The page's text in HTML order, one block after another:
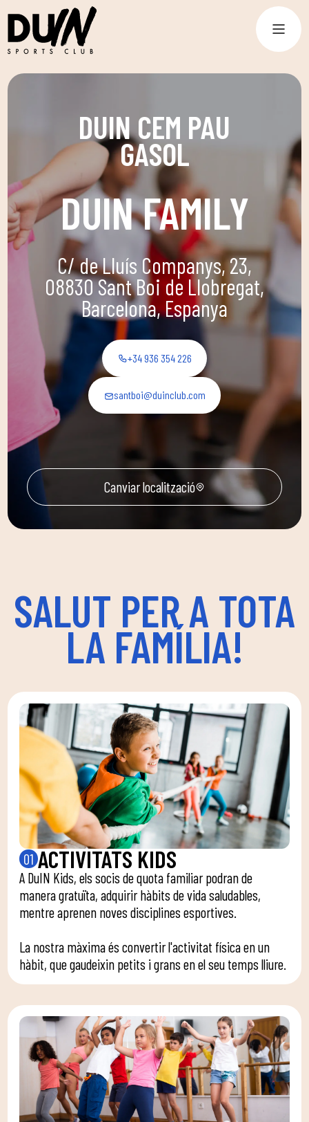
DUIN CEM PAU
GASOL
DUIN FAMILY
C/ de Lluís Companys, 23,
08830 Sant Boi de Llobregat,
Barcelona, Espanya
+34 936 354 226
santboi@duinclub.com
Canviar localització
SALUT PER A TOTA
LA FAMÍLIA!
01 ACTIVITATS KIDS
A DuIN Kids, els socis de quota familiar podran de
manera gratuïta, adquirir hàbits de vida saludables,
mentre aprenen noves disciplines esportives.
La nostra màxima és convertir l'activitat física en un
hàbit, que gaudeixin petits i grans en el seu temps lliure.